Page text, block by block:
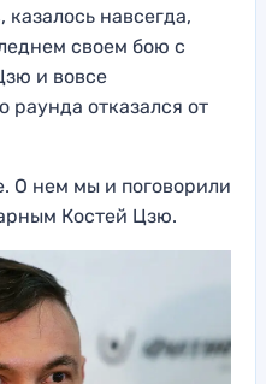
казалось навсегда,
своем бою с
и вовсе
раунда отказался от
О нем мы и поговорили
Костей Цзю.